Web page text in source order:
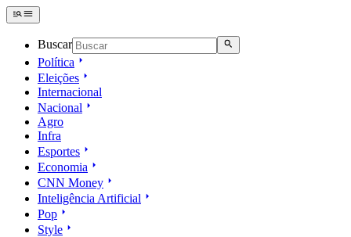
Buscar
Política
Eleições
Internacional
Nacional
Agro
Infra
Esportes
Economia
CNN Money
Inteligência Artificial
Pop
Style